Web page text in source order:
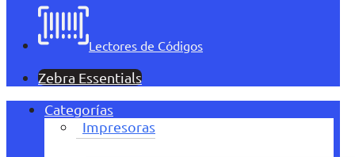
Lectores de Códigos
Zebra Essentials
Categorías
Impresoras